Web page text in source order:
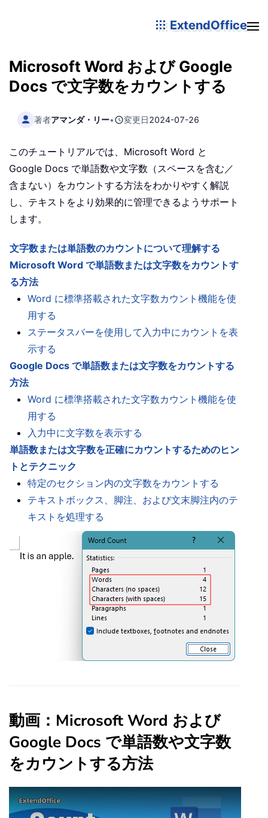
ExtendOffice
Microsoft Word および Google
Docs で文字数をカウントする
著者アマンダ・リー• 変更日2024-07-26
このチュートリアルでは、Microsoft Word と
Google Docs で単語数や文字数（スペースを含む／
含まない）をカウントする方法をわかりやすく解説
し、テキストをより効果的に管理できるようサポート
します。
文字数または単語数のカウントについて理解する
Microsoft Word で単語数または文字数をカウントす
る方法
Word に標準搭載された文字数カウント機能を使
用する
ステータスバーを使用して入力中にカウントを表
示する
Google Docs で単語数または文字数をカウントする
方法
Word に標準搭載された文字数カウント機能を使
用する
入力中に文字数を表示する
単語数または文字数を正確にカウントするためのヒン
トとテクニック
特定のセクション内の文字数をカウントする
テキストボックス、脚注、および文末脚注内のテ
キストを処理する
動画：Microsoft Word および
Google Docs で単語数や文字数
をカウントする方法